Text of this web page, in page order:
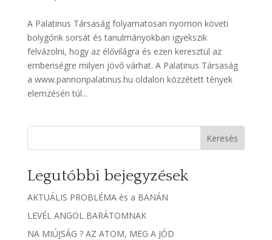
A Palatinus Társaság folyamatosan nyomon követi
bolygónk sorsát és tanulmányokban igyekszik
felvázolni, hogy az élővilágra és ezen keresztül az
emberiségre milyen jövő várhat. A Palatinus Társaság
a www.pannonpalatinus.hu oldalon közzétett tények
elemzésén túl...
Keresés
Legutóbbi bejegyzések
AKTUÁLIS PROBLÉMA és a BANÁN
LEVÉL ANGOL BARÁTOMNAK
NA MIÚJSÁG ? AZ ATOM, MEG A JÓD